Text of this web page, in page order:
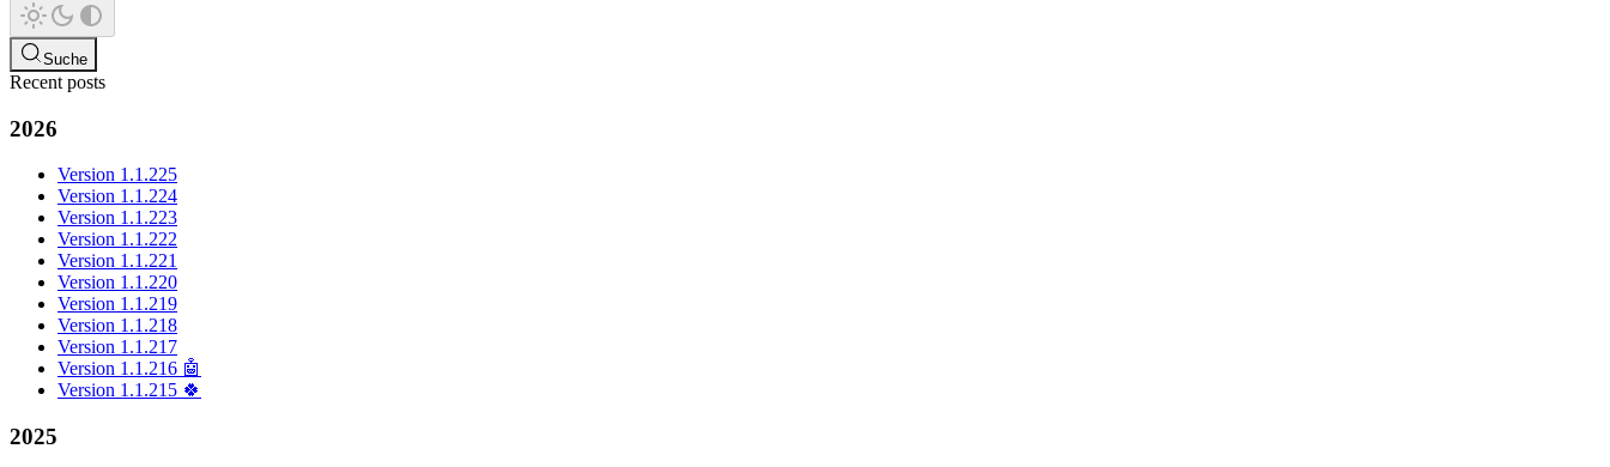
Suche
Recent posts
2026
Version 1.1.225
Version 1.1.224
Version 1.1.223
Version 1.1.222
Version 1.1.221
Version 1.1.220
Version 1.1.219
Version 1.1.218
Version 1.1.217
Version 1.1.216 🤖
Version 1.1.215 🍀
2025